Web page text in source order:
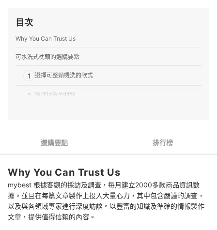
目次
Why You Can Trust Us
可水洗式枕頭的選購要點
1 選擇可整顆機洗的款式
2 選擇快乾的材質
推薦十大可水洗式枕頭人氣排行榜
寢具清潔的好幫手
總結
選購要點 排行榜
Why You Can Trust Us
mybest 根據客觀的採訪及調查，每月建立2000多款商品資訊數
據。並且在每篇文章製作上投入大量心力，其中包含嚴謹的調查，
以及與各領域專家進行深度訪談。以豐富的知識及準確的情報製作
文章，提供值得信賴的內容。